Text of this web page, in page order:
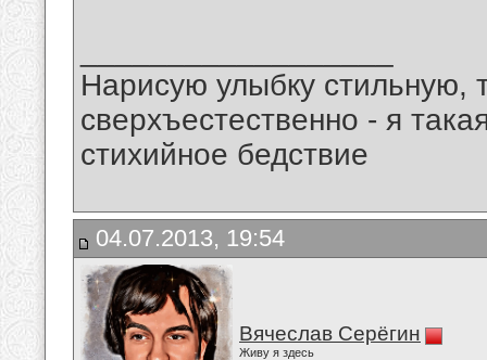
Нарисую улыбку стильную,
сверхъестественно - я
стихийное бедствие
04.07.2013, 19:54
Вячеслав Серёгин
Живу я здесь